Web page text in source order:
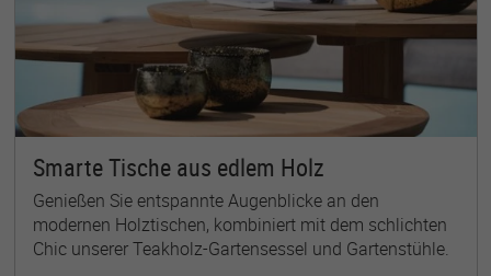
Smarte Tische aus edlem Holz
Genießen Sie entspannte Augenblicke an den
modernen Holztischen, kombiniert mit dem schlichten
Chic unserer Teakholz-Gartensessel und Gartenstühle.